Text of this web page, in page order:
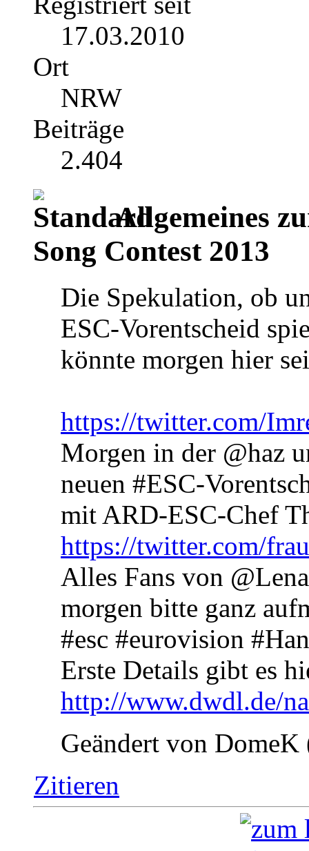
17.03.2010
Ort
NRW
Beiträge
2.404
Allgemeines
Song Contest 2013
Die Spekulation, ob
ESC-Vorentscheid
könnte morgen hier
https://twitter.com/
Morgen in der @haz
neuen #ESC-
mit ARD-ESC-Chef
https://twitter.com/
Alles Fans von
morgen bitte ganz
#esc #eurovision
Erste Details gibt es
http://www.dwdl.de/
Geändert von
Zitieren